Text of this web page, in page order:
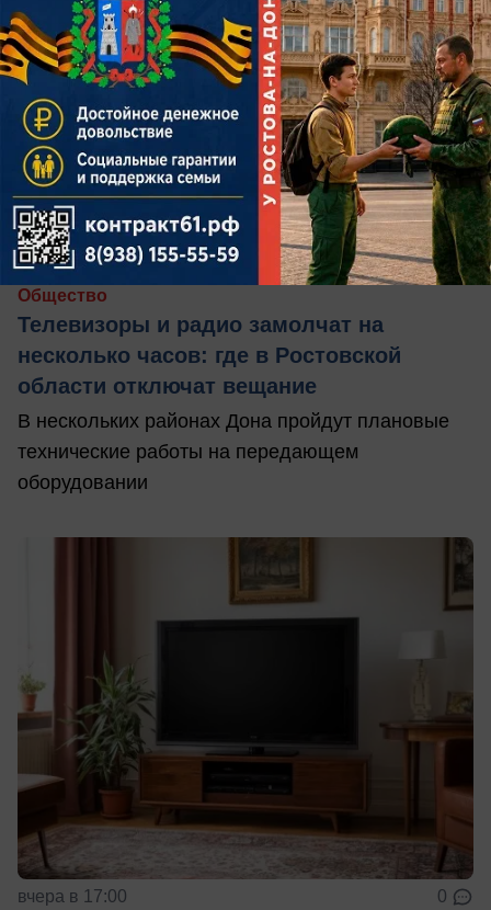
вчера в 18:00 0
Общество
Телевизоры и радио замолчат на
несколько часов: где в Ростовской
области отключат вещание
В нескольких районах Дона пройдут плановые
технические работы на передающем
оборудовании
вчера в 17:00 0